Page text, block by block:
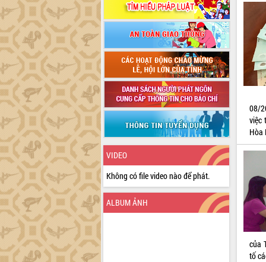
VIDEO
Không có file video nào để phát.
ALBUM ẢNH
08/
việc
Hòa
của
tố